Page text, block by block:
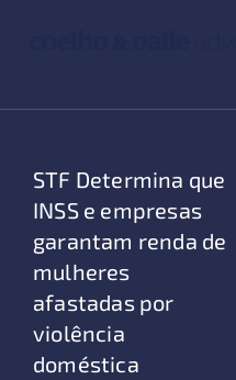
STF Determina que
INSS e empresas
garantam renda de
mulheres
afastadas por
violência
doméstica